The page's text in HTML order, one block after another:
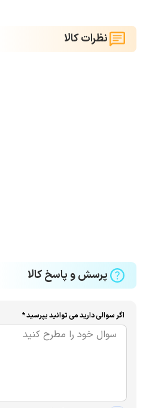
نظرات کالا
پرسش و پاسخ کالا
اگر سوالی دارید می توانید بپرسید *